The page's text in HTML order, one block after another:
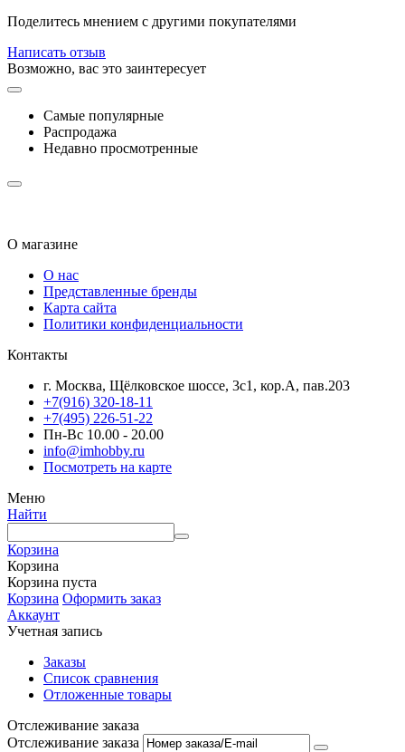
Поделитесь мнением с другими покупателями
Написать отзыв
Возможно, вас это заинтересует
Самые популярные
Распродажа
Недавно просмотренные
О магазине
О нас
Представленные бренды
Карта сайта
Политики конфиденциальности
Контакты
г. Москва, Щёлковское шоссе, 3с1, кор.А, пав.203
+7(916) 320-18-11
+7(495) 226-51-22
Пн-Вс 10.00 - 20.00
info@imhobby.ru
Посмотреть на карте
Меню
Найти
Корзина
Корзина
Корзина пуста
Корзина Оформить заказ
Аккаунт
Учетная запись
Заказы
Список сравнения
Отложенные товары
Отслеживание заказа
Отслеживание заказа